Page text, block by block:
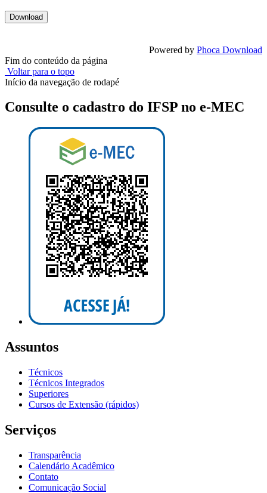
Powered by Phoca Download
Fim do conteúdo da página
Voltar para o topo
Início da navegação de rodapé
Consulte o cadastro do IFSP no e-MEC
Assuntos
Técnicos
Técnicos Integrados
Superiores
Cursos de Extensão (rápidos)
Serviços
Transparência
Calendário Acadêmico
Contato
Comunicação Social